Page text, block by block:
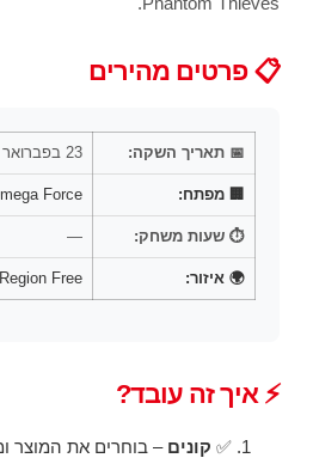
📋 פרטים מהירים
📅 תאריך השקה: 23 בפברואר 2021
🏢 מפתח: Force
⏱️ שעות משחק: —
🌍 איזור: Region Free – עובד בישראל
⚡ איך זה עובד?
✅ קונים – בוחרים את המוצר